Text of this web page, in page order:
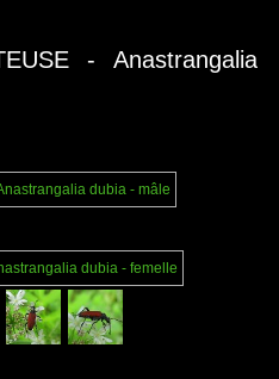
- Anastrangalia